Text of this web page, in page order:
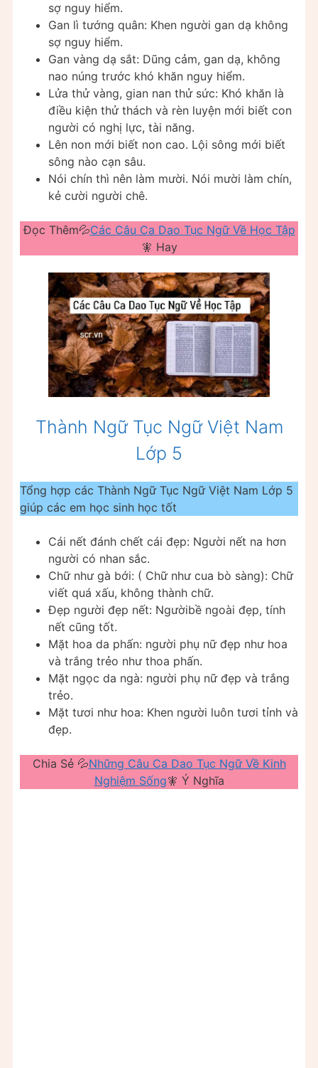
sợ nguy hiểm.
Gan lì tướng quân: Khen người gan dạ không
sợ nguy hiểm.
Gan vàng dạ sắt: Dũng cảm, gan dạ, không
nao núng trước khó khăn nguy hiểm.
Lửa thử vàng, gian nan thử sức: Khó khăn là
điều kiện thử thách và rèn luyện mới biết con
người có nghị lực, tài năng.
Lên non mới biết non cao. Lội sông mới biết
sông nào cạn sâu.
Nói chín thì nên làm mười. Nói mười làm chín,
kẻ cười người chê.
Đọc Thêm💦Các Câu Ca Dao Tục Ngữ Về Học Tập
🧚 Hay
Thành Ngữ Tục Ngữ Việt Nam
Lớp 5
Tổng hợp các Thành Ngữ Tục Ngữ Việt Nam Lớp 5
giúp các em học sinh học tốt
Cái nết đánh chết cái đẹp: Người nết na hơn
người có nhan sắc.
Chữ như gà bới: ( Chữ như cua bò sàng): Chữ
viết quá xấu, không thành chữ.
Đẹp người đẹp nết: Ngườibề ngoài đẹp, tính
nết cũng tốt.
Mặt hoa da phấn: người phụ nữ đẹp như hoa
và trắng trẻo như thoa phấn.
Mặt ngọc da ngà: người phụ nữ đẹp và trắng
trẻo.
Mặt tươi như hoa: Khen người luôn tươi tỉnh và
đẹp.
Chia Sẻ 💦Những Câu Ca Dao Tục Ngữ Về Kinh
Nghiệm Sống🧚 Ý Nghĩa